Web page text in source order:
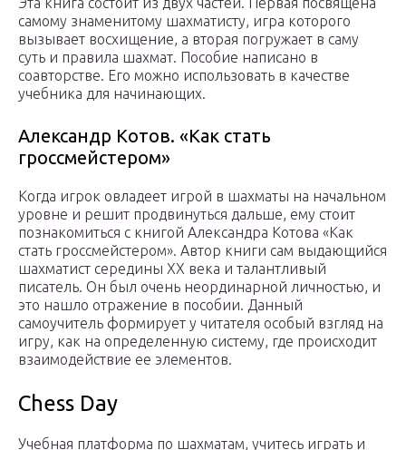
самому знаменитому шахматисту, игра которого
вызывает восхищение, а вторая погружает в саму
суть и правила шахмат. Пособие написано в
соавторстве. Его можно использовать в качестве
учебника для начинающих.
Александр Котов. «Как стать
гроссмейстером»
Когда игрок овладеет игрой в шахматы на начальном
уровне и решит продвинуться дальше, ему стоит
познакомиться с книгой Александра Котова «Как
стать гроссмейстером». Автор книги сам выдающийся
шахматист середины XX века и талантливый
писатель. Он был очень неординарной личностью, и
это нашло отражение в пособии. Данный
самоучитель формирует у читателя особый взгляд на
игру, как на определенную систему, где происходит
взаимодействие ее элементов.
Chess Day
Учебная платформа по шахматам, учитесь играть и